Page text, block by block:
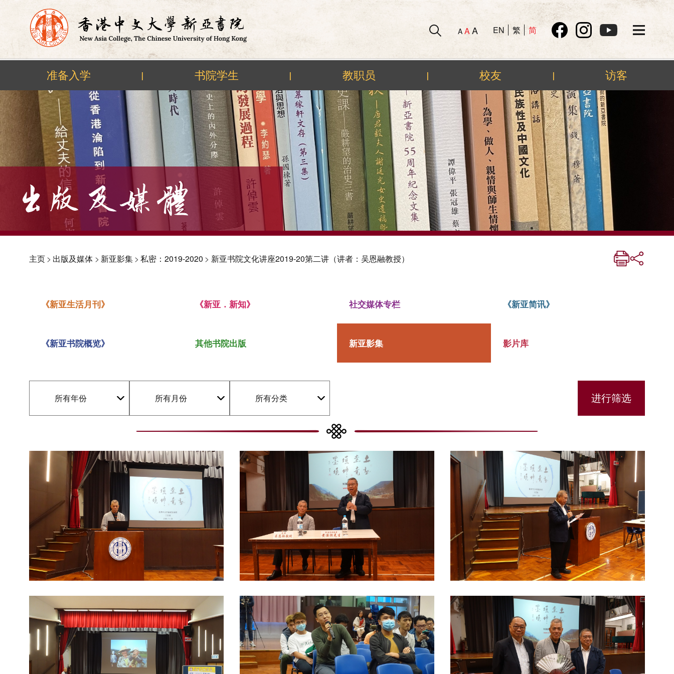
Skip
to
content
A AA EN 繁 简
准备入学 | 书院学生 | 教职员 | 校友 | 访客
主页> 出版及媒体 > 新亚影集> 私密：2019-2020 > 新亚书院文化讲座2019-20第二讲（讲者：吴恩融教授）
《新亚生活月刊》 《新亚．新知》 社交媒体专栏 《新亚简讯》
《新亚书院概览》 其他书院出版 新亚影集 影片库
所有年份 所有月份 所有分类